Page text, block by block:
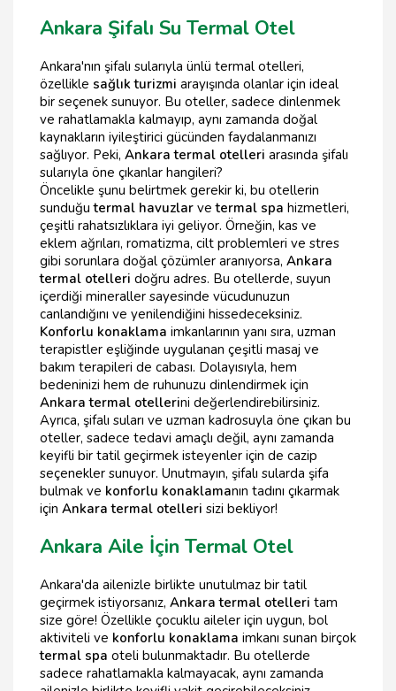
Ankara Şifalı Su Termal Otel
Ankara'nın şifalı sularıyla ünlü termal otelleri,
özellikle sağlık turizmi arayışında olanlar için ideal
bir seçenek sunuyor. Bu oteller, sadece dinlenmek
ve rahatlamakla kalmayıp, aynı zamanda doğal
kaynakların iyileştirici gücünden faydalanmanızı
sağlıyor. Peki, Ankara termal otelleri arasında şifalı
sularıyla öne çıkanlar hangileri?
Öncelikle şunu belirtmek gerekir ki, bu otellerin
sunduğutermal havuzlar vetermal spa hizmetleri,
çeşitli rahatsızlıklara iyi geliyor. Örneğin, kas ve
eklem ağrıları, romatizma, cilt problemleri ve stres
gibi sorunlara doğal çözümler aranıyorsa, Ankara
termal otelleri doğru adres. Bu otellerde, suyun
içerdiği mineraller sayesinde vücudunuzun
canlandığını ve yenilendiğini hissedeceksiniz.
Konforlu konaklama imkanlarının yanı sıra, uzman
terapistler eşliğinde uygulanan çeşitli masaj ve
bakım terapileri de cabası. Dolayısıyla, hem
bedeninizi hem de ruhunuzu dinlendirmek için
Ankara termal otellerini değerlendirebilirsiniz.
Ayrıca, şifalı suları ve uzman kadrosuyla öne çıkan bu
oteller, sadece tedavi amaçlı değil, aynı zamanda
keyifli bir tatil geçirmek isteyenler için de cazip
seçenekler sunuyor. Unutmayın, şifalı sularda şifa
bulmak ve konforlu konaklamanın tadını çıkarmak
için Ankara termal otelleri sizi bekliyor!
Ankara Aile İçin Termal Otel
Ankara'da ailenizle birlikte unutulmaz bir tatil
geçirmek istiyorsanız, Ankara termal otelleri tam
size göre! Özellikle çocuklu aileler için uygun, bol
aktiviteli ve konforlu konaklama imkanı sunan birçok
termal spa oteli bulunmaktadır. Bu otellerde
sadece rahatlamakla kalmayacak, aynı zamanda